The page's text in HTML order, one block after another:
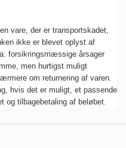
vare, der er transportskadet,
ikke er blevet oplyst af
forsikringsmæssige årsager
men hurtigst muligt
om returnering af varen.
hvis det er muligt, et passende
og tilbagebetaling af beløbet.